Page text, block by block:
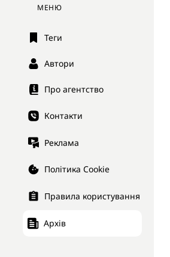
МЕНЮ
Теги
Автори
Про агентство
Контакти
Реклама
Політика Cookie
Правила користування
Архів